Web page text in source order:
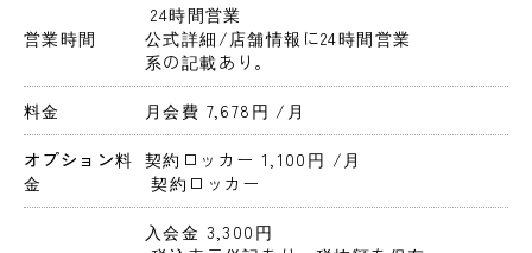
営業時間
24時間営業
公式詳細/店舗情報に24時間営業
系の記載あり。
料金 月会費 7,678円 /月
オプション料
金
契約ロッカー 1,100円 /月
契約ロッカー
入会金 3,300円